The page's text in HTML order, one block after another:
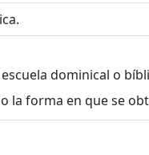
dominical o
la forma en que se